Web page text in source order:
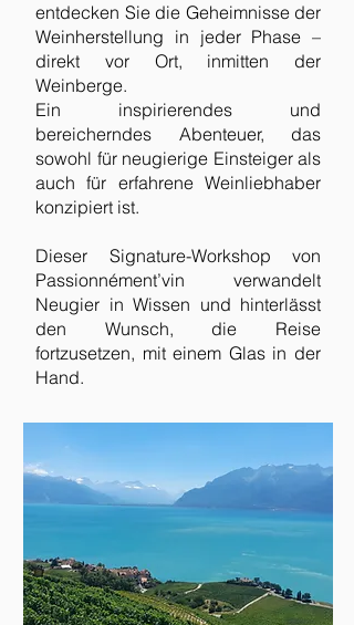
entdecken Sie die Geheimnisse der
Weinherstellung in jeder Phase –
direkt vor Ort, inmitten der
Weinberge.
Ein inspirierendes und
bereicherndes Abenteuer, das
sowohl für neugierige Einsteiger als
auch für erfahrene Weinliebhaber
konzipiert ist.
Dieser Signature-Workshop von
Passionnément’vin verwandelt
Neugier in Wissen und hinterlässt
den Wunsch, die Reise
fortzusetzen, mit einem Glas in der
Hand.